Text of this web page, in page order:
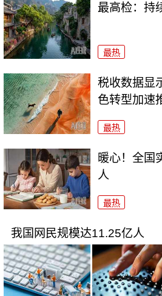
最高检：持
最热
税收数据显
色转型加速
最热
暖心！全国
人
最热
我国网民规模达11.25亿人